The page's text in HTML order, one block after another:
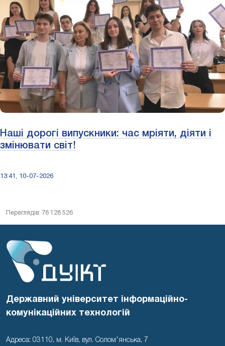
Наші дорогі випускники: час мріяти, діяти і
змінювати світ!
13:41, 10-07-2026
Переглядів: 76 128 526
Державний університет інформаційно-
комунікаційних технологій
Адреса: 03110, м. Київ, вул. Солом'янська, 7